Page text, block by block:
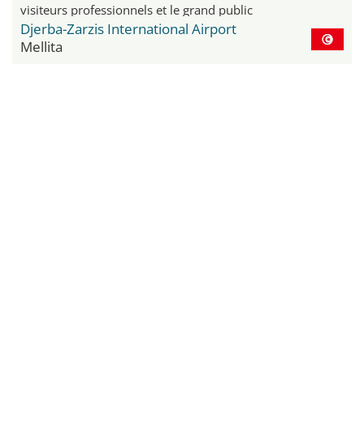
visiteurs professionnels et le grand public
Djerba-Zarzis International Airport
Mellita